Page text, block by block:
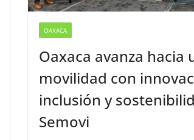
OAXACA
Oaxaca avanza hacia
movilidad con
inclusión y
Semovi